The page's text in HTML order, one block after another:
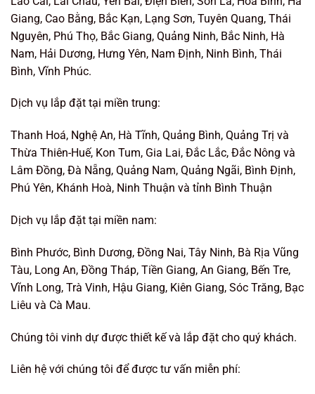
Giang, Cao Bằng, Bắc Kạn, Lạng Sơn, Tuyên Quang, Thái
Nguyên, Phú Thọ, Bắc Giang, Quảng Ninh, Bắc Ninh, Hà
Nam, Hải Dương, Hưng Yên, Nam Định, Ninh Bình, Thái
Bình, Vĩnh Phúc.
Dịch vụ lắp đặt tại miền trung:
Thanh Hoá, Nghệ An, Hà Tĩnh, Quảng Bình, Quảng Trị và
Thừa Thiên-Huế, Kon Tum, Gia Lai, Đắc Lắc, Đắc Nông và
Lâm Đồng, Đà Nẵng, Quảng Nam, Quảng Ngãi, Bình Định,
Phú Yên, Khánh Hoà, Ninh Thuận và tỉnh Bình Thuận
Dịch vụ lắp đặt tại miền nam:
Bình Phước, Bình Dương, Đồng Nai, Tây Ninh, Bà Rịa Vũng
Tàu, Long An, Đồng Tháp, Tiền Giang, An Giang, Bến Tre,
Vĩnh Long, Trà Vinh, Hậu Giang, Kiên Giang, Sóc Trăng, Bạc
Liêu và Cà Mau.
Chúng tôi vinh dự được thiết kế và lắp đặt cho quý khách.
Liên hệ với chúng tôi để được tư vấn miễn phí: